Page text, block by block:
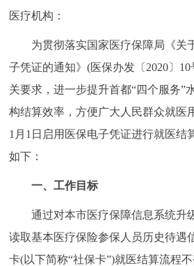
中介服务 阳光政务
政民互动
参与调查
走进北京
北京概况 十六区概览
医疗机构：
为贯彻落实国家医疗保障局《关
子凭证的通知》(医保办发〔2020〕
关要求，进一步提升首都“四个服务”
构结算效率，方便广大人民群众就医
1月1日启用医保电子凭证进行就医结
如下：
一、工作目标
通过对本市医疗保障信息系统升
读取基本医疗保险参保人员历史待遇
卡(以下简称“社保卡”)就医结算流程